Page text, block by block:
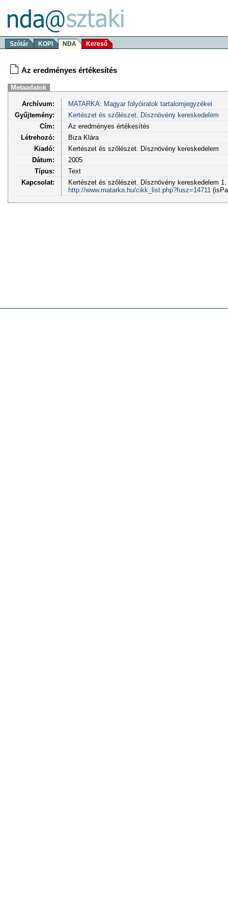
Szótár KOPI NDA Kereső
Az eredményes értékesítés
Metaadatok
Archívum:
MATARKA: Magyar folyóiratok tartalomjegyzékei
Gyűjtemény:
Kertészet és szőlészet. Dísznövény kereskedelem
Cím:
Az eredményes értékesítés
Létrehozó:
Biza Klára
Kiadó:
Kertészet és szőlészet. Dísznövény kereskedelem
Dátum:
2005
Típus:
Text
Kapcsolat:
Kertészet és szőlészet. Dísznövény kereskedelem
http://www.matarka.hu/cikk_list.php?fusz=14711